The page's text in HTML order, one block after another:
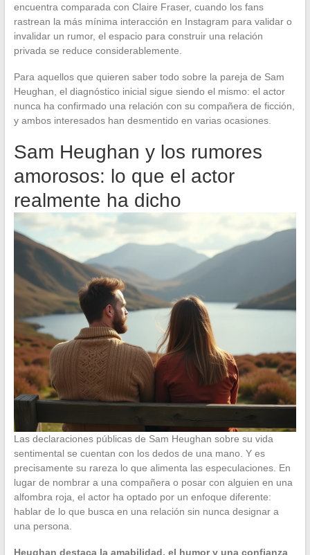
encuentra comparada con Claire Fraser, cuando los fans
rastrean la más mínima interacción en Instagram para validar o
invalidar un rumor, el espacio para construir una relación
privada se reduce considerablemente.
Para aquellos que quieren saber todo sobre la pareja de Sam
Heughan, el diagnóstico inicial sigue siendo el mismo: el actor
nunca ha confirmado una relación con su compañera de ficción,
y ambos interesados han desmentido en varias ocasiones.
Sam Heughan y los rumores
amorosos: lo que el actor
realmente ha dicho
Las declaraciones públicas de Sam Heughan sobre su vida
sentimental se cuentan con los dedos de una mano. Y es
precisamente su rareza lo que alimenta las especulaciones. En
lugar de nombrar a una compañera o posar con alguien en una
alfombra roja, el actor ha optado por un enfoque diferente:
hablar de lo que busca en una relación sin nunca designar a
una persona.
Heughan destaca la amabilidad, el humor y una confianza